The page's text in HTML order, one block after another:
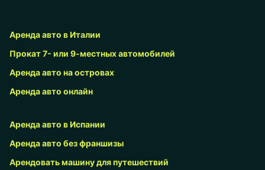
Аренда авто в Италии
Прокат 7- или 9-местных автомобилей
Аренда авто на островах
Аренда авто онлайн
Аренда авто в Испании
Аренда авто без франшизы
Арендовать машину для путешествий